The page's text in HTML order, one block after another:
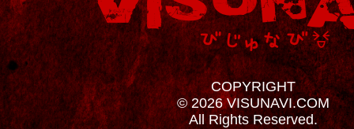
COPYRIGHT
© 2026 VISUNAVI.COM
All Rights Reserved.